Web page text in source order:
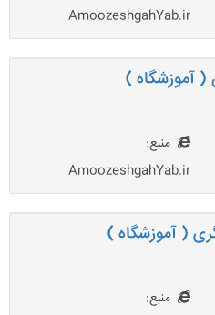
AmoozeshgahYab.ir
آموزشگاه )
منبع:
AmoozeshgahYab.ir
( آموزشگاه )
منبع: